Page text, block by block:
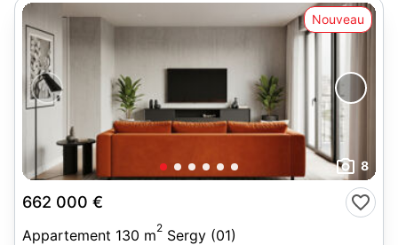
Nouveau
8
662 000 €
Appartement 130 m2 Sergy (01)